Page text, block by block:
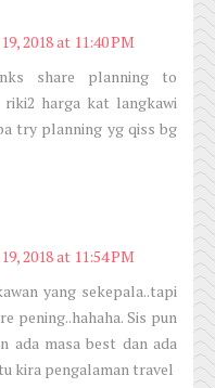
2018 at 11:40 PM
share planning to
riki2 harga kat langkawi
try planning yg qiss bg
2018 at 11:54 PM
yang sekepala..tapi
pening..hahaha. Sis pun
ada masa best dan ada
kira pengalaman travel